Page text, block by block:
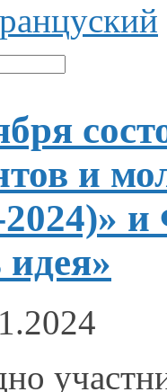
и
и
идея»